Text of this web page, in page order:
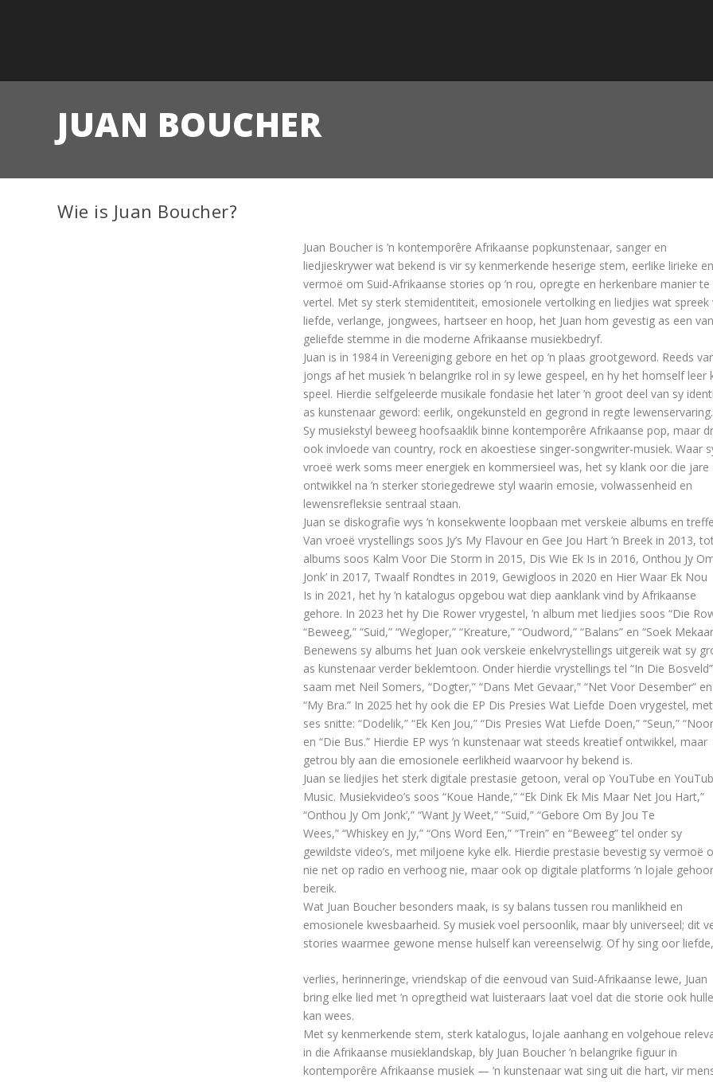
JUAN BOUCHER
Wie is Juan Boucher?
Juan Boucher is ’n kontemporêre Afrikaanse popkunstenaar, sanger en
liedjieskrywer wat bekend is vir sy kenmerkende heserige stem, eerlike lirieke en
vermoë om Suid-Afrikaanse stories op ’n rou, opregte en herkenbare manier te
vertel. Met sy sterk stemidentiteit, emosionele vertolking en liedjies wat spreek
liefde, verlange, jongwees, hartseer en hoop, het Juan hom gevestig as een
geliefde stemme in die moderne Afrikaanse musiekbedryf.
Juan is in 1984 in Vereeniging gebore en het op ’n plaas grootgeword. Reeds
jongs af het musiek ’n belangrike rol in sy lewe gespeel, en hy het homself leer
speel. Hierdie selfgeleerde musikale fondasie het later ’n groot deel van sy
as kunstenaar geword: eerlik, ongekunsteld en gegrond in regte lewenservaring.
Sy musiekstyl beweeg hoofsaaklik binne kontemporêre Afrikaanse pop, maar
ook invloede van country, rock en akoestiese singer-songwriter-musiek. Waar
vroeë werk soms meer energiek en kommersieel was, het sy klank oor die jare
ontwikkel na ’n sterker storiegedrewe styl waarin emosie, volwassenheid en
lewensrefleksie sentraal staan.
Juan se diskografie wys ’n konsekwente loopbaan met verskeie albums en
Van vroeë vrystellings soos Jy’s My Flavour en Gee Jou Hart ’n Breek in 2013,
albums soos Kalm Voor Die Storm in 2015, Dis Wie Ek Is in 2016, Onthou Jy
Jonk’ in 2017, Twaalf Rondtes in 2019, Gewigloos in 2020 en Hier Waar Ek Nou
Is in 2021, het hy ’n katalogus opgebou wat diep aanklank vind by Afrikaanse
gehore. In 2023 het hy Die Rower vrygestel, ’n album met liedjies soos “Die
“Beweeg,” “Suid,” “Wegloper,” “Kreature,” “Oudword,” “Balans” en “Soek
Benewens sy albums het Juan ook verskeie enkelvrystellings uitgereik wat sy
as kunstenaar verder beklemtoon. Onder hierdie vrystellings tel “In Die Bosveld”
saam met Neil Somers, “Dogter,” “Dans Met Gevaar,” “Net Voor Desember” en
“My Bra.” In 2025 het hy ook die EP Dis Presies Wat Liefde Doen vrygestel, met
ses snitte: “Dodelik,” “Ek Ken Jou,” “Dis Presies Wat Liefde Doen,” “Seun,”
en “Die Bus.” Hierdie EP wys ’n kunstenaar wat steeds kreatief ontwikkel, maar
getrou bly aan die emosionele eerlikheid waarvoor hy bekend is.
Juan se liedjies het sterk digitale prestasie getoon, veral op YouTube en
Music. Musiekvideo’s soos “Koue Hande,” “Ek Dink Ek Mis Maar Net Jou Hart,”
“Onthou Jy Om Jonk’,” “Want Jy Weet,” “Suid,” “Gebore Om By Jou Te
Wees,” “Whiskey en Jy,” “Ons Word Een,” “Trein” en “Beweeg” tel onder sy
gewildste video’s, met miljoene kyke elk. Hierdie prestasie bevestig sy vermoë
nie net op radio en verhoog nie, maar ook op digitale platforms ’n lojale
bereik.
Wat Juan Boucher besonders maak, is sy balans tussen rou manlikheid en
emosionele kwesbaarheid. Sy musiek voel persoonlik, maar bly universeel; dit
stories waarmee gewone mense hulself kan vereenselwig. Of hy sing oor liefde,
verlies, herinneringe, vriendskap of die eenvoud van Suid-Afrikaanse lewe, Juan
bring elke lied met ’n opregtheid wat luisteraars laat voel dat die storie ook
kan wees.
Met sy kenmerkende stem, sterk katalogus, lojale aanhang en volgehoue
in die Afrikaanse musieklandskap, bly Juan Boucher ’n belangrike figuur in
kontemporêre Afrikaanse musiek — ’n kunstenaar wat sing uit die hart, vir